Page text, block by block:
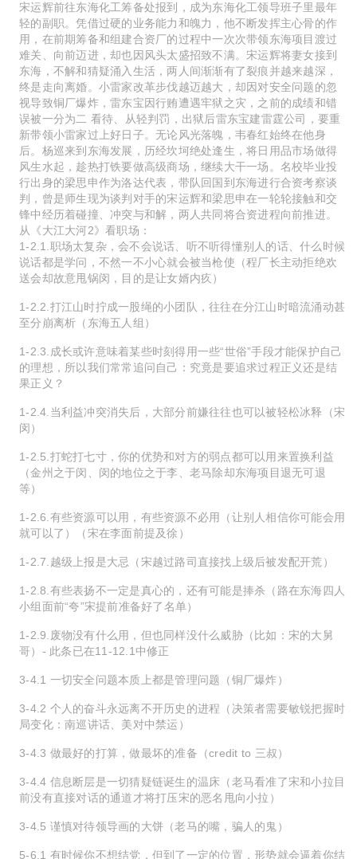
宋运辉前往东海化工筹备处报到，成为东海化工领导班子里最年
轻的副职。凭借过硬的业务能力和魄力，他不断发挥主心骨的作
用，在前期筹备和组建合资厂的过程中一次次带领东海项目渡过
难关、向前迈进，却也因风头太盛招致不满。宋运辉将妻女接到
东海，不解和猜疑涌入生活，两人间渐渐有了裂痕并越来越深，
终是走向离婚。小雷家改革步伐越迈越大，却因对安全问题的忽
视导致铜厂爆炸，雷东宝因行贿遭遇牢狱之灾，之前的成绩和错
误被一分为二 看待、从轻判罚，出狱后雷东宝建雷霆公司，要重
新带领小雷家过上好日子。无论风光落魄，韦春红始终在他身
后。杨巡来到东海发展，历经坎坷绝处逢生，将日用品市场做得
风生水起，趁热打铁要做高级商场，继续大干一场。名校毕业投
行出身的梁思申作为洛达代表，带队回国到东海进行合资考察谈
判，曾是师生现为谈判对手的宋运辉和梁思申在一轮轮接触和交
锋中经历着碰撞、冲突与和解，两人共同将合资进程向前推进。
从《大江大河2》看职场：
1-2.1.职场太复杂，会不会说话、听不听得懂别人的话、什么时候
说话都是学问，不然一不小心就会被当枪使（程厂长主动拒绝欢
送会却故意甩锅闵，目的是让女婿内疚）
1-2.2.打江山时拧成一股绳的小团队，往往在分江山时暗流涌动甚
至分崩离析（东海五人组）
1-2.3.成长或许意味着某些时刻得用一些“世俗”手段才能保护自己
的理想，所以我们常常追问自己：究竟是要追求过程正义还是结
果正义？
1-2.4.当利益冲突消失后，大部分前嫌往往也可以被轻松冰释（宋
闵）
1-2.5.打蛇打七寸，你的优势和对方的弱点都可以用来置换利益
（金州之于闵、闵的地位之于李、老马除却东海项目退无可退
等）
1-2.6.有些资源可以用，有些资源不必用（让别人相信你可能会用
就可以了）（宋在李面前提及徐）
1-2.7.越级上报是大忌（宋越过路司直接找上级后被发配开荒）
1-2.8.有些表扬不一定是真心的，还有可能是捧杀（路在东海四人
小组面前“夸”宋提前准备好了名单）
1-2.9.废物没有什么用，但也同样没什么威胁（比如：宋的大舅
哥）- 此条已在11-12.1中修正
3-4.1 一切安全问题本质上都是管理问题（铜厂爆炸）
3-4.2 个人的奋斗永远离不开历史的进程（决策者需要敏锐把握时
局变化：南巡讲话、美对中禁运）
3-4.3 做最好的打算，做最坏的准备（credit to 三叔）
3-4.4 信息断层是一切猜疑链诞生的温床（老马看准了宋和小拉目
前没有直接对话的通道才将打压宋的恶名甩向小拉）
3-4.5 谨慎对待领导画的大饼（老马的嘴，骗人的鬼）
5-6.1 有时候你不想结党，但到了一定的位置，形势就会逼着你结